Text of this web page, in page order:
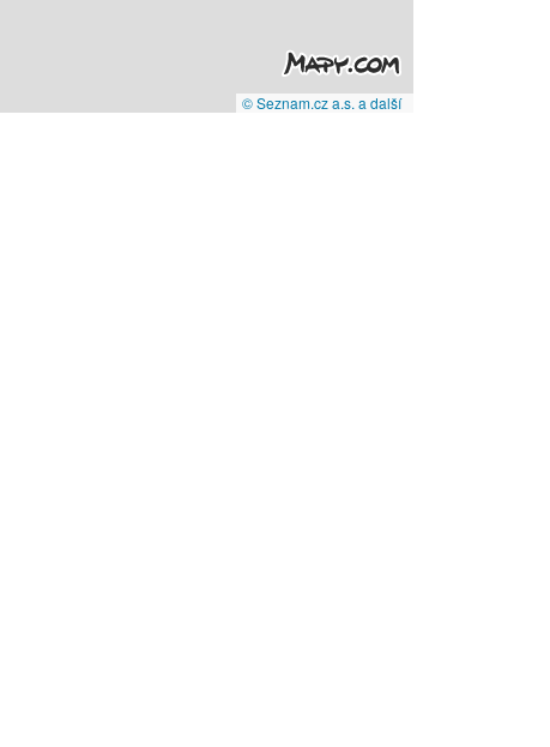
© Seznam.cz a.s. a další